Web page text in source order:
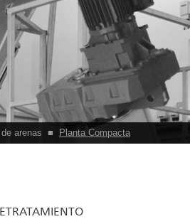
arenas ■ Planta Compacta